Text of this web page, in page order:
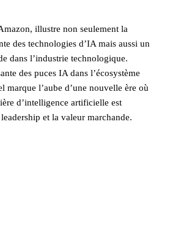
illustre non seulement la
des technologies d’IA mais aussi un
dans l’industrie technologique.
des puces IA dans l’écosystème
marque l’aube d’une nouvelle ère où
d’intelligence artificielle est
et la valeur marchande.